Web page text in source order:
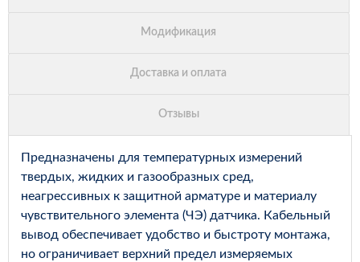
Предназначены для температурных измерений
твердых, жидких и газообразных сред,
неагрессивных к защитной арматуре и материалу
чувствительного элемента (ЧЭ) датчика. Кабельный
вывод обеспечивает удобство и быстроту монтажа,
но ограничивает верхний предел измеряемых